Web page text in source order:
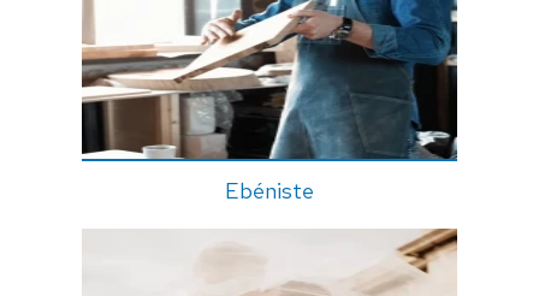
Ebéniste